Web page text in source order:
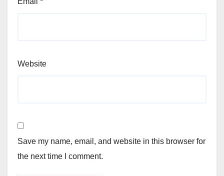
Website
Save my name, email, and website in this browser for
the next time I comment.